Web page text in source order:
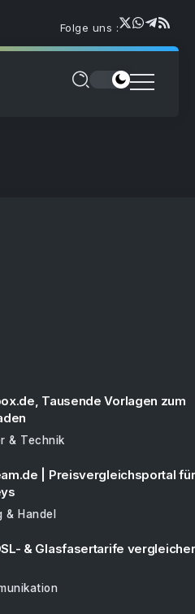
Folge uns :
Tausende Vorlagen zum
& Technik
| Preisvergleichsportal
& Handel
& Glasfasertarife